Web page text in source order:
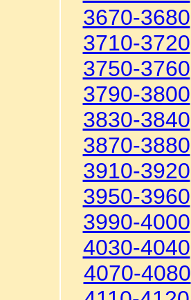
3670-3680
3710-3720
3750-3760
3790-3800
3830-3840
3870-3880
3910-3920
3950-3960
3990-4000
4030-4040
4070-4080